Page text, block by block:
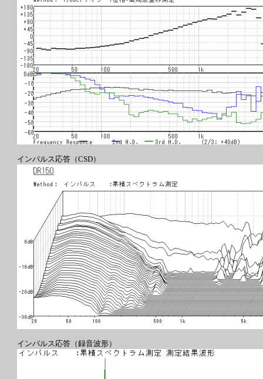
インパルス応答（CSD）
インパルス応答（録音波形）